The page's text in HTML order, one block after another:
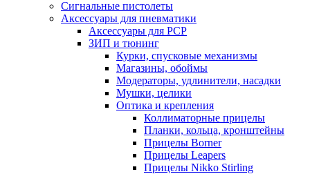
Сигнальные пистолеты
Аксессуары для пневматики
Аксессуары для PCP
ЗИП и тюнинг
Курки, спусковые механизмы
Магазины, обоймы
Модераторы, удлинители, насадки
Мушки, целики
Оптика и крепления
Коллиматорные прицелы
Планки, кольца, кронштейны
Прицелы Borner
Прицелы Leapers
Прицелы Nikko Stirling